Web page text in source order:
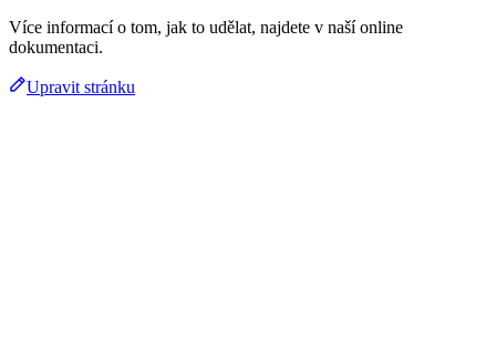
Více informací o tom, jak to udělat, najdete v naší online
dokumentaci.
Upravit stránku